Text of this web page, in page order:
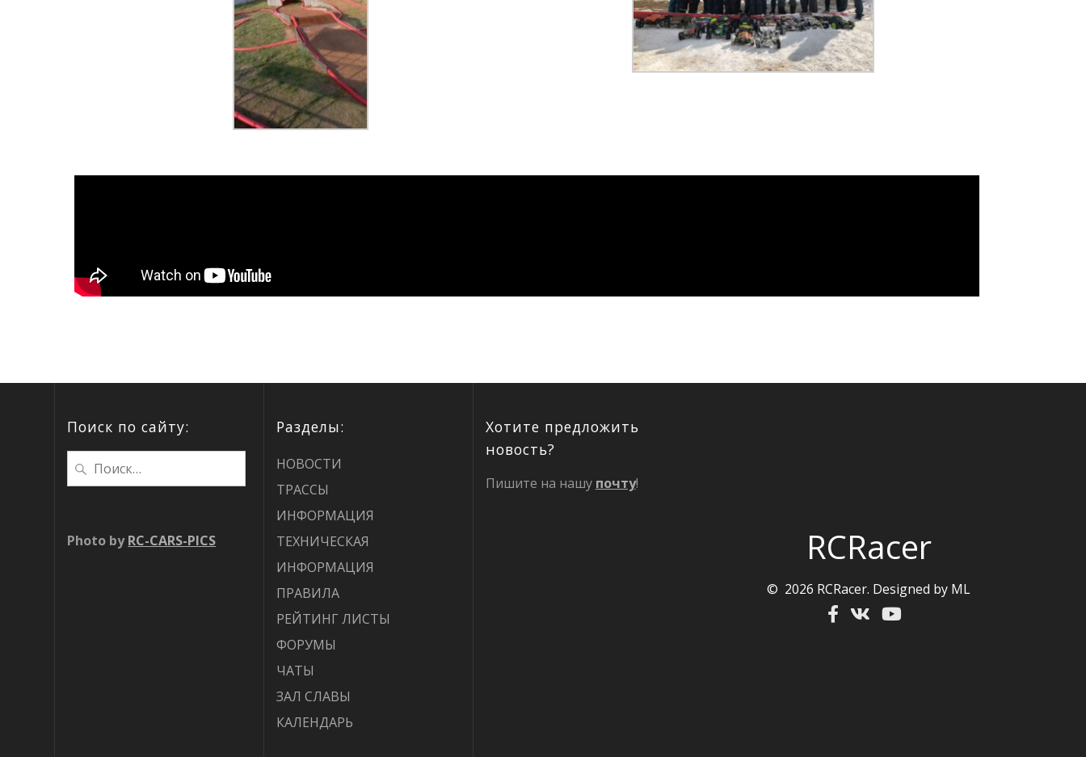
Поиск по сайту:
Photo byRC-CARS-PICS
Разделы:
НОВОСТИ
ТРАССЫ
ИНФОРМАЦИЯ
ТЕХНИЧЕСКАЯ
ИНФОРМАЦИЯ
ПРАВИЛА
РЕЙТИНГ ЛИСТЫ
ФОРУМЫ
ЧАТЫ
ЗАЛ СЛАВЫ
КАЛЕНДАРЬ
Хотите предложить
новость?
Пишите на нашу почту!
RCRacer
© 2026 RCRacer. Designed by ML